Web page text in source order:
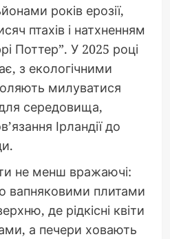
років ерозії,
птахів і натхненням
Поттер”. У 2025 році
з екологічними
милуватися
середовища,
Ірландії до
не менш вражаючі:
вапняковими плитами
де рідкісні квіти
а печери ховають